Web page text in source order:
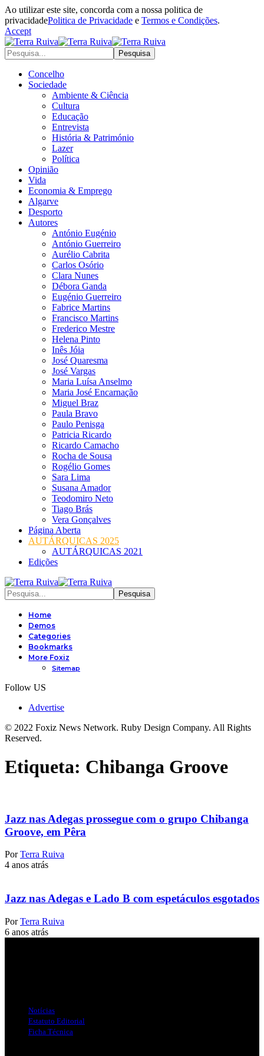
Ao utilizar este site, concorda com a nossa politica de
privacidadePolitica de Privacidade e Termos e Condições.
Accept
Concelho
Sociedade
Ambiente & Ciência
Cultura
Educação
Entrevista
História & Património
Lazer
Política
Opinião
Vida
Economia & Emprego
Algarve
Desporto
Autores
António Eugénio
António Guerreiro
Aurélio Cabrita
Carlos Osório
Clara Nunes
Débora Ganda
Eugénio Guerreiro
Fabrice Martins
Francisco Martins
Frederico Mestre
Helena Pinto
Inês Jóia
José Quaresma
José Vargas
Maria Luísa Anselmo
Maria José Encarnação
Miguel Braz
Paula Bravo
Paulo Penisga
Patricia Ricardo
Ricardo Camacho
Rocha de Sousa
Rogélio Gomes
Sara Lima
Susana Amador
Teodomiro Neto
Tiago Brás
Vera Gonçalves
Página Aberta
AUTÁRQUICAS 2025
AUTÁRQUICAS 2021
Edições
Home
Demos
Categories
Bookmarks
More Foxiz
Sitemap
Follow US
Advertise
© 2022 Foxiz News Network. Ruby Design Company. All Rights
Reserved.
Etiqueta: Chibanga Groove
Jazz nas Adegas prossegue com o grupo Chibanga
Groove, em Pêra
Por Terra Ruiva
4 anos atrás
Jazz nas Adegas e Lado B com espetáculos esgotados
Por Terra Ruiva
6 anos atrás
Notícias
Estatuto Editorial
Ficha Técnica